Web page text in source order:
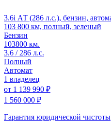
3.6i АТ (286 л.с.), бензин,
103 800 км, полный, зеленый
Бензин
103800 км.
3.6 / 286 л.с.
Полный
Автомат
1 владелец
от 1 139 990 ₽
1 560 000 ₽
Гарантия юридической чистоты